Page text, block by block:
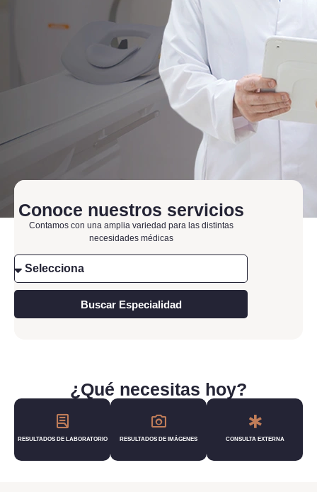
HEMA avanza en
un modelo de
apertura
escalonada para
calidad
Prepárate para tu viaje médico a
Conoce nuestros servicios
Contamos con una amplia variedad para las distintas
necesidades médicas
Buscar Especialidad
¿Qué necesitas hoy?
RESULTADOS DE LABORATORIO RESULTADOS DE IMÁGENES CONSULTA EXTERNA